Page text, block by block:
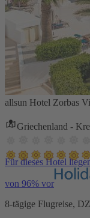
allsun Hotel Zorbas
Griechenland -
Für dieses Hotel
von 96% vor
8-tägige Flugreise,